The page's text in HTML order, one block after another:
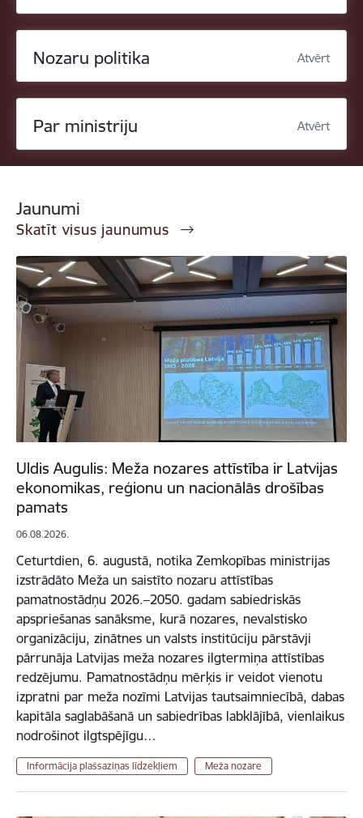
Nozaru politika Atvērt
Par ministriju Atvērt
Jaunumi
Skatīt visus jaunumus
Uldis Augulis: Meža nozares attīstība ir Latvijas
ekonomikas, reģionu un nacionālās drošības
pamats
06.08.2026.
Ceturtdien, 6. augustā, notika Zemkopības ministrijas
izstrādāto Meža un saistīto nozaru attīstības
pamatnostādņu 2026.–2050. gadam sabiedriskās
apspriešanas sanāksme, kurā nozares, nevalstisko
organizāciju, zinātnes un valsts institūciju pārstāvji
pārrunāja Latvijas meža nozares ilgtermiņa attīstības
redzējumu. Pamatnostādņu mērķis ir veidot vienotu
izpratni par meža nozīmi Latvijas tautsaimniecībā, dabas
kapitāla saglabāšanā un sabiedrības labklājībā, vienlaikus
nodrošinot ilgtspējīgu…
Informācija plašsaziņas līdzekļiem Meža nozare